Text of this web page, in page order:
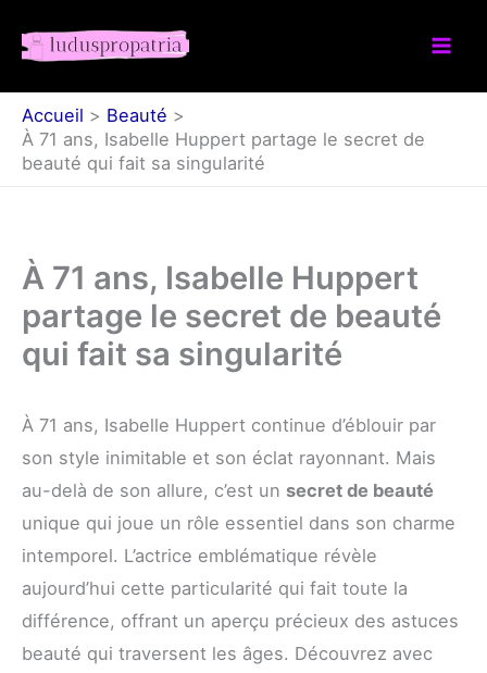
Accueil
Beauté
À 71 ans, Isabelle Huppert partage le secret de
beauté qui fait sa singularité
À 71 ans, Isabelle Huppert
partage le secret de beauté
qui fait sa singularité
À 71 ans, Isabelle Huppert continue d’éblouir par
son style inimitable et son éclat rayonnant. Mais
au-delà de son allure, c’est un secret de beauté
unique qui joue un rôle essentiel dans son charme
intemporel. L’actrice emblématique révèle
aujourd’hui cette particularité qui fait toute la
différence, offrant un aperçu précieux des astuces
beauté qui traversent les âges. Découvrez avec